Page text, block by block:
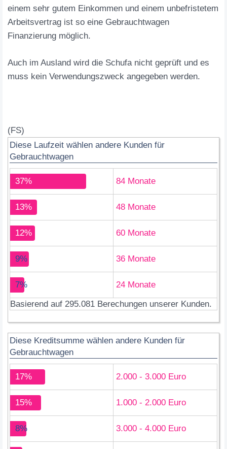
einem sehr gutem Einkommen und einem unbefristetem
Arbeitsvertrag ist so eine Gebrauchtwagen
Finanzierung möglich.
Auch im Ausland wird die Schufa nicht geprüft und es
muss kein Verwendungszweck angegeben werden.
(FS)
Diese Laufzeit wählen andere Kunden für
Gebrauchtwagen
37% 84 Monate
13% 48 Monate
12% 60 Monate
9% 36 Monate
7%
24 Monate
Basierend auf 295.081 Berechungen unserer Kunden.
Diese Kreditsumme wählen andere Kunden für
Gebrauchtwagen
17% 2.000 - 3.000 Euro
15% 1.000 - 2.000 Euro
8% 3.000 - 4.000 Euro